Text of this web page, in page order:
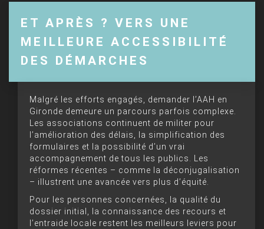
ET APRÈS ? VERS UNE
MEILLEURE ACCESSIBILITÉ
DES DÉMARCHES
Malgré les efforts engagés, demander l’AAH en
Gironde demeure un parcours parfois complexe.
Les associations continuent de militer pour
l’amélioration des délais, la simplification des
formulaires et la possibilité d’un vrai
accompagnement de tous les publics. Les
réformes récentes – comme la déconjugalisation
– illustrent une avancée vers plus d’équité.
Pour les personnes concernées, la qualité du
dossier initial, la connaissance des recours et
l’entraide locale restent les meilleurs leviers pour